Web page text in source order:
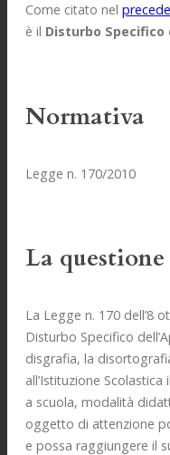
Come citato nel
è il Disturbo Specifico
Normativa
Legge n. 170/2010
La questione
La Legge n. 170 dell’8
Disturbo Specifico
disgrafia, la
all’Istituzione
a scuola, modalità
oggetto di attenzione
e possa raggiungere il